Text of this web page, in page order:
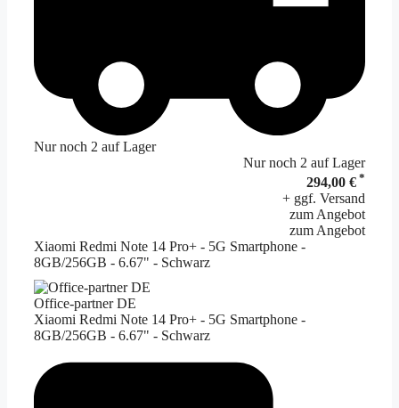
Nur noch 2 auf Lager
Nur noch 2 auf Lager
294,00 € *
+ ggf. Versand
zum Angebot
zum Angebot
Xiaomi Redmi Note 14 Pro+ - 5G Smartphone -
8GB/256GB - 6.67" - Schwarz
Office-partner DE
Xiaomi Redmi Note 14 Pro+ - 5G Smartphone -
8GB/256GB - 6.67" - Schwarz